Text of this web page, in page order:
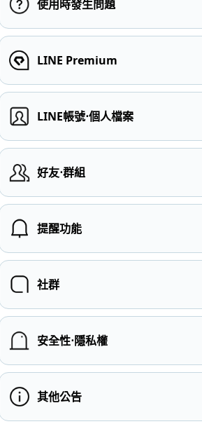
使用時發生問題
LINE Premium
LINE帳號⋅個人檔案
好友⋅群組
提醒功能
社群
安全性⋅隱私權
其他公告